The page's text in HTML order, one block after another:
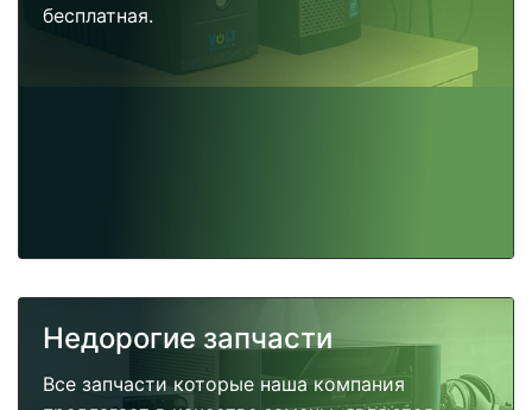
бесплатная.
Недорогие запчасти
Все запчасти которые наша компания